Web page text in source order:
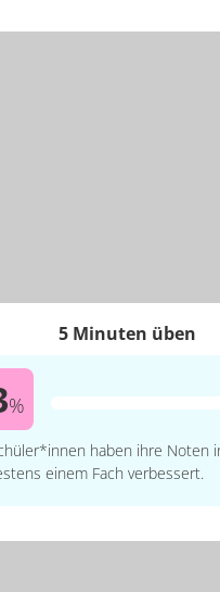
5 Minuten üben
%
haben ihre Noten
einem Fach verbessert.